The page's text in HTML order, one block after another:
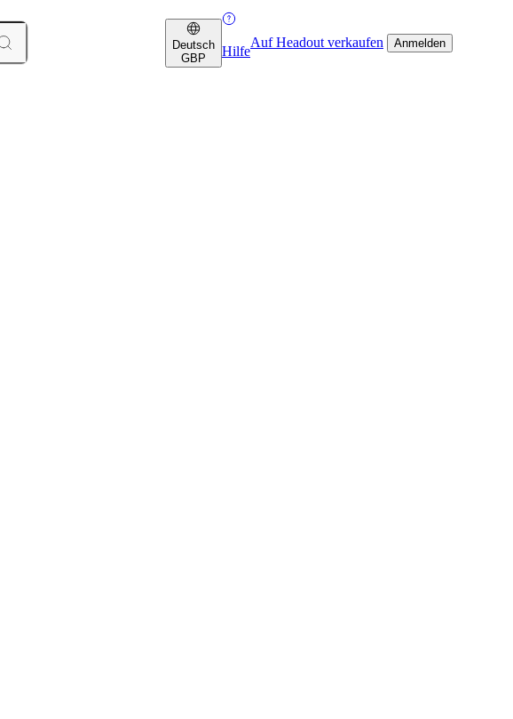
Deutsch
GBP
Hilfe
Auf Headout verkaufen Anmelden